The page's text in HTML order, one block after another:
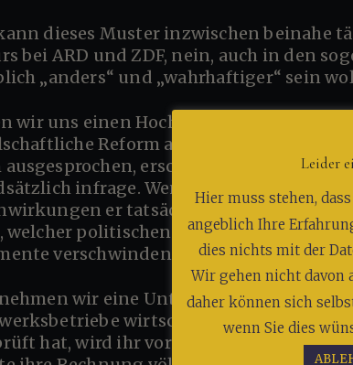
bei ARD und ZDF, nein, auch in den
„anders“ und „wahrhaftiger“ sein
Reform auch unerwünschte
ausgesprochen, erscheinen in sozialen
infrage. Wenige Stunden
er tatsächlich beschrieben
welcher politischen Richtung dieser
verschwinden vollständig hinter
wirtschaftlich an ihre
hat, wird ihr vorgeworfen, sie stelle
Leider
Hier muss stehen,
angeblich Ihre
dies nichts mit der
Wir gehen nicht davon
daher können sich
wenn Sie dies